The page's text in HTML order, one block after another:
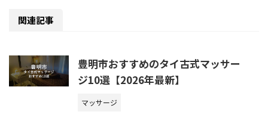
関連記事
豊明市おすすめのタイ古式マッサー
ジ10選【2026年最新】
マッサージ